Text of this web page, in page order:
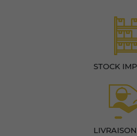
STOCK